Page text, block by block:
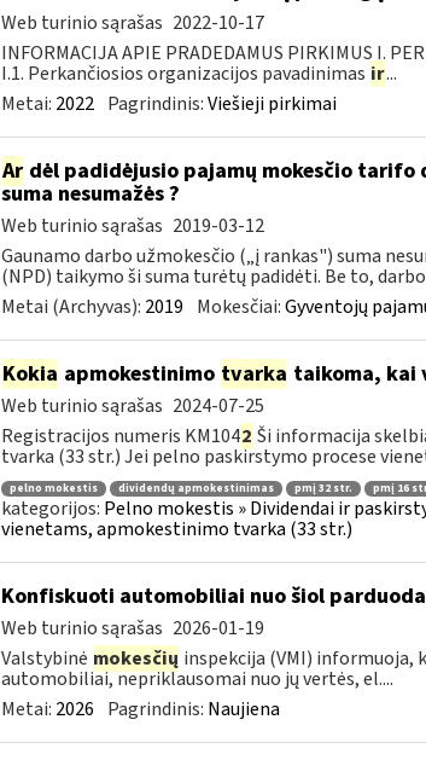
Web turinio sąrašas 2022-10-17
INFORMACIJA APIE PRADEDAMUS PIRKIMUS I.
I.1. Perkančiosios organizacijos pavadinimas ir...
Metai: 2022 Pagrindinis:Viešieji pirkimai
Ardėl padidėjusio pajamų mokesčio tarifo
suma nesumažės ?
Web turinio sąrašas 2019-03-12
Gaunamo darbo užmokesčio („į rankas") suma
(NPD) taikymo ši suma turėtų padidėti. Be to,
Metai (Archyvas): 2019 Mokesčiai:Gyventojų
Kokia apmokestinimo tvarka taikoma, kai
Web turinio sąrašas 2024-07-25
Registracijos numeris KM1042 Ši informacija
tvarka (33 str.) Jei pelno paskirstymo procese
pelno mokestis dividendų apmokestinimas pmį 32 str. pmį 16
kategorijos: Pelno mokestis » Dividendai ir
vienetams, apmokestinimo tvarka (33 str.)
Konfiskuoti automobiliai nuo šiol
Web turinio sąrašas 2026-01-19
Valstybinė mokesčių inspekcija (VMI) informuoja,
automobiliai, nepriklausomai nuo jų vertės, el....
Metai: 2026 Pagrindinis: Naujiena